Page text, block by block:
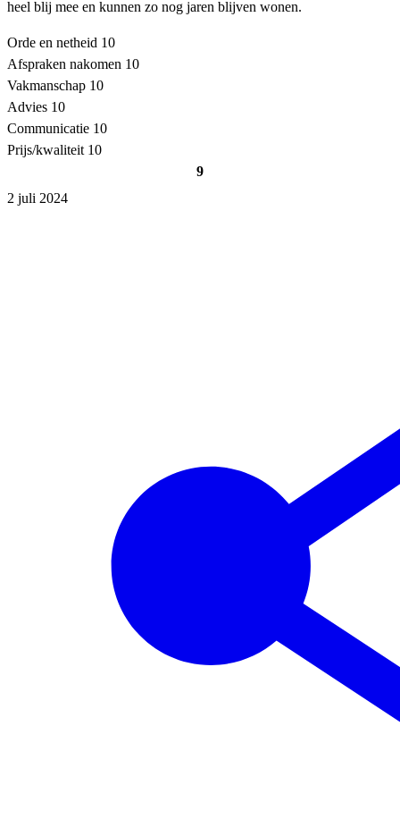
heel blij mee en kunnen zo nog jaren blijven wonen.
Orde en netheid 10
Afspraken nakomen 10
Vakmanschap 10
Advies 10
Communicatie 10
Prijs/kwaliteit 10
9
2 juli 2024